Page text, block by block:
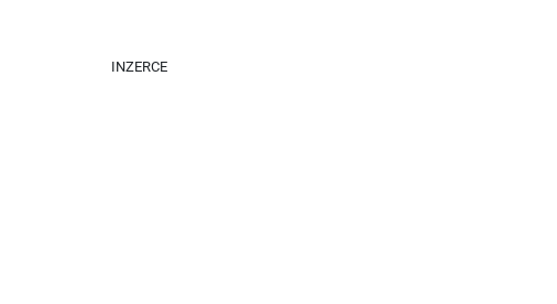
INZERCE